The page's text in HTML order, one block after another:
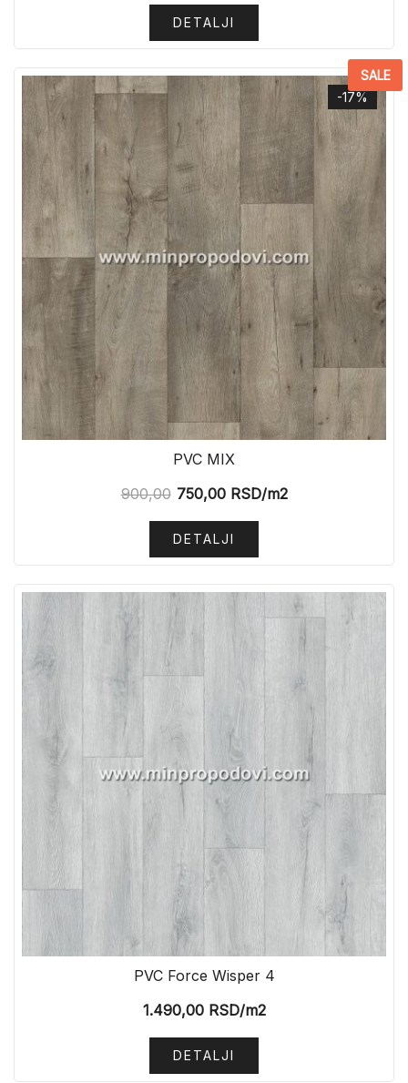
DETALJI
-17%
SALE
PVC MIX
900,00 750,00RSD/m2
DETALJI
PVC Force Wisper 4
1.490,00RSD/m2
DETALJI